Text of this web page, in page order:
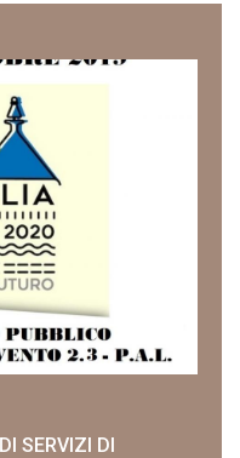
SERVIZI DI